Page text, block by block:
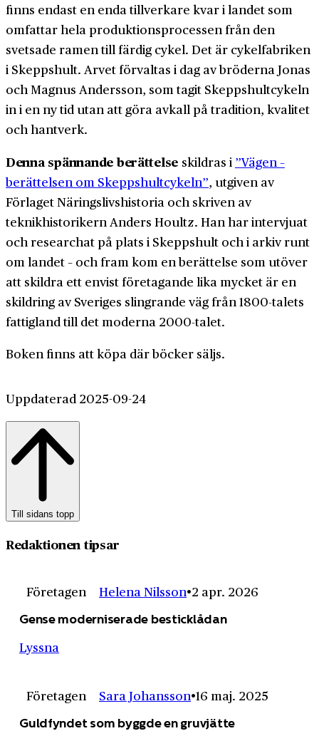
finns endast en enda tillverkare kvar i landet som
omfattar hela produktionsprocessen från den
svetsade ramen till färdig cykel. Det är cykelfabriken
i Skeppshult. Arvet förvaltas i dag av bröderna Jonas
och Magnus Andersson, som tagit Skeppshultcykeln
in i en ny tid utan att göra avkall på tradition, kvalitet
och hantverk.
Denna spännande berättelse skildras i ”Vägen –
berättelsen om Skeppshultcykeln”, utgiven av
Förlaget Näringslivshistoria och skriven av
teknikhistorikern Anders Houltz. Han har intervjuat
och researchat på plats i Skeppshult och i arkiv runt
om landet – och fram kom en berättelse som utöver
att skildra ett envist företagande lika mycket är en
skildring av Sveriges slingrande väg från 1800-talets
fattigland till det moderna 2000-talet.
Boken finns att köpa där böcker säljs.
Uppdaterad 2025-09-24
Till sidans topp
Redaktionen tipsar
Företagen Helena Nilsson 2 apr. 2026
Gense moderniserade besticklådan
Lyssna
Företagen Sara Johansson 16 maj. 2025
Guldfyndet som byggde en gruvjätte